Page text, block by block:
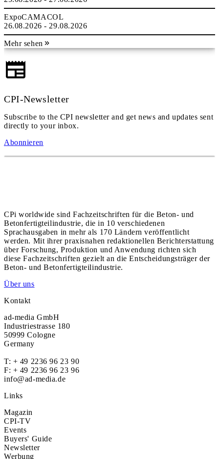
ExpoCAMACOL
26.08.2026 - 29.08.2026
Mehr sehen
CPI-Newsletter
Subscribe to the CPI newsletter and get news and updates sent
directly to your inbox.
Abonnieren
CPi worldwide sind Fachzeitschriften für die Beton- und
Betonfertigteilindustrie, die in 10 verschiedenen
Sprachausgaben in mehr als 170 Ländern veröffentlicht
werden. Mit ihrer praxisnahen redaktionellen Berichterstattung
über Forschung, Produktion und Anwendung richten sich
diese Fachzeitschriften gezielt an die Entscheidungsträger der
Beton- und Betonfertigteilindustrie.
Über uns
Kontakt
ad-media GmbH
Industriestrasse 180
50999 Cologne
Germany
T: + 49 2236 96 23 90
F: + 49 2236 96 23 96
info@ad-media.de
Links
Magazin
CPI-TV
Events
Buyers' Guide
Newsletter
Werbung